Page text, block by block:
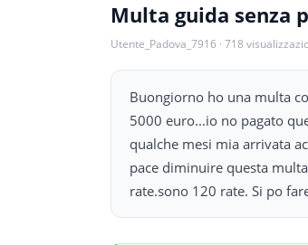
Multa guida senza
Utente_Padova_7916 · 718
Buongiorno ho una multa
5000 euro...io no pagato
qualche mesi mia arrivata
pace diminuire questa
rate.sono 120 rate. Si po